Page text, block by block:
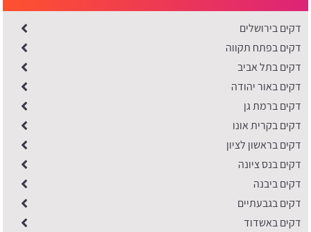
דקים בירושלים
דקים בפתח תקווה
דקים בתל אביב
דקים באור יהודה
דקים ברמת גן
דקים בקרית אונו
דקים בראשון לציון
דקים בנס ציונה
דקים ביבנה
דקים בגבעתיים
דקים באשדוד